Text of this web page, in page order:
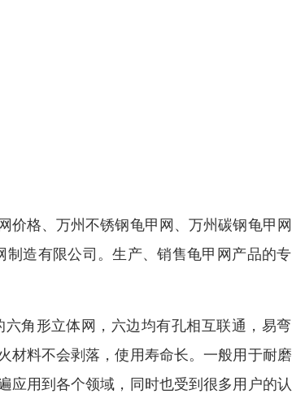
价格、万州不锈钢龟甲网、万州碳钢龟甲
造有限公司。生产、销售龟甲网产品的
角形立体网，六边均有孔相互联通，易
材料不会剥落，使用寿命长。一般用于耐
应用到各个领域，同时也受到很多用户的